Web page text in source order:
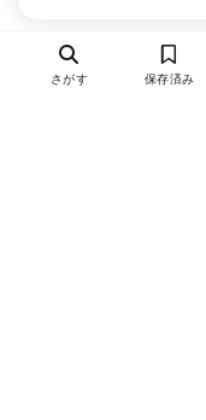
さがす 保存済み